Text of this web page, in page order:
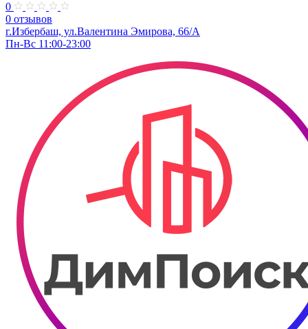
0
0 отзывов
г.Избербаш, ул.Валентина Эмирова, 66/А
Пн-Вс 11:00-23:00